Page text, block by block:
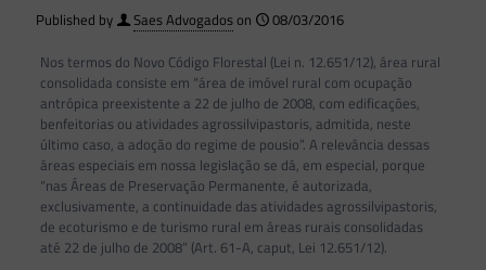
Published by Saes Advogadoson
08/03/2016
Nos termos do Novo Código Florestal (Lei n. 12.651/12), área rural
consolidada consiste em “área de imóvel rural com ocupação
antrópica preexistente a 22 de julho de 2008, com edificações,
benfeitorias ou atividades agrossilvipastoris, admitida, neste
último caso, a adoção do regime de pousio”. A relevância dessas
áreas especiais em nossa legislação se dá, em especial, porque
“nas Áreas de Preservação Permanente, é autorizada,
exclusivamente, a continuidade das atividades agrossilvipastoris,
de ecoturismo e de turismo rural em áreas rurais consolidadas
até 22 de julho de 2008” (Art. 61-A, caput, Lei 12.651/12).